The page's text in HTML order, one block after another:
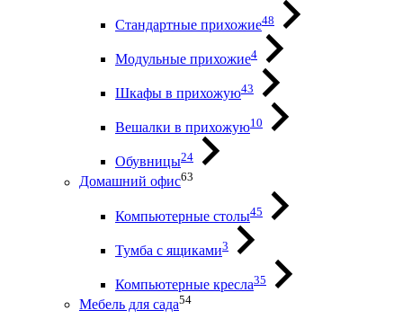
Стандартные прихожие48
Модульные прихожие4
Шкафы в прихожую43
Вешалки в прихожую10
Обувницы24
Домашний офис63
Компьютерные столы45
Тумба с ящиками3
Компьютерные кресла35
Мебель для сада54